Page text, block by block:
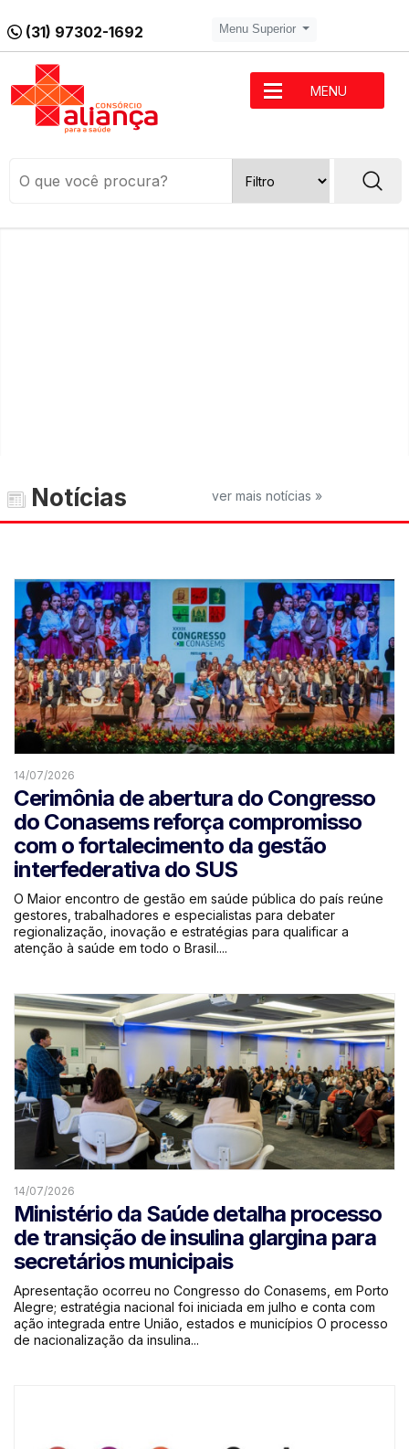
(31) 97302-1692 Menu Superior
MENU
Notícias ver mais notícias »
14/07/2026
Cerimônia de abertura do Congresso
do Conasems reforça compromisso
com o fortalecimento da gestão
interfederativa do SUS
O Maior encontro de gestão em saúde pública do país reúne
gestores, trabalhadores e especialistas para debater
regionalização, inovação e estratégias para qualificar a
atenção à saúde em todo o Brasil....
14/07/2026
Ministério da Saúde detalha processo
de transição de insulina glargina para
secretários municipais
Apresentação ocorreu no Congresso do Conasems, em Porto
Alegre; estratégia nacional foi iniciada em julho e conta com
ação integrada entre União, estados e municípios O processo
de nacionalização da insulina...